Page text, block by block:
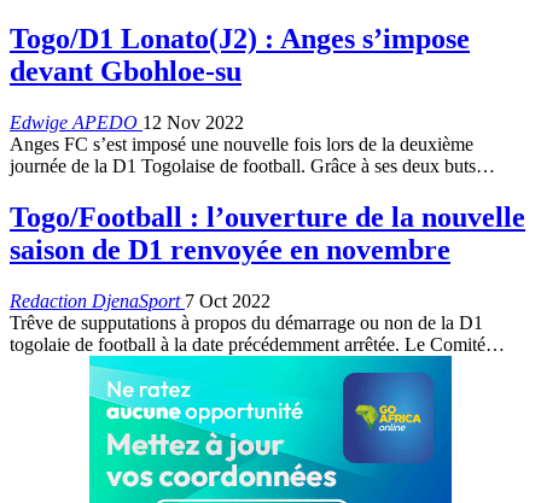
Togo/D1 Lonato(J2) : Anges s’impose
devant Gbohloe-su
Edwige APEDO 12 Nov 2022
Anges FC s’est imposé une nouvelle fois lors de la deuxième
journée de la D1 Togolaise de football. Grâce à ses deux buts…
Togo/Football : l’ouverture de la nouvelle
saison de D1 renvoyée en novembre
Redaction DjenaSport 7 Oct 2022
Trêve de supputations à propos du démarrage ou non de la D1
togolaie de football à la date précédemment arrêtée. Le Comité…